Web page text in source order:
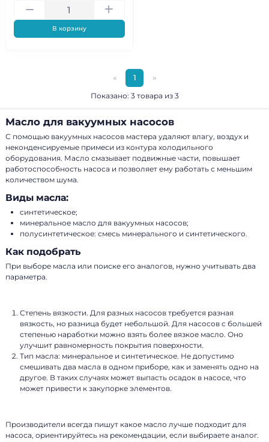
В корзину
« 1
»
Показано: 3 товара из 3
Масло для вакуумных насосов
С помощью вакуумных насосов мастера удаляют влагу, воздух и
неконденсируемые примеси из контура холодильного
оборудования. Масло смазывает подвижные части, повышает
работоспособность насоса и позволяет ему работать с меньшим
количеством шума.
Виды масла:
синтетическое;
минеральное масло для вакуумных насосов;
полусинтетическое: смесь минерального и синтетического.
Как подобрать
При выборе масла или поиске его аналогов, нужно учитывать два
параметра.
Степень вязкости. Для разных насосов требуется разная
вязкость, но разница будет небольшой. Для насосов с большей
степенью наработки можно взять более вязкое масло. Оно
улучшит равномерность покрытия поверхности.
Тип масла: минеральное и синтетическое. Не допустимо
смешивать два масла в одном приборе, как и заменять одно на
другое. В таких случаях может выпасть осадок в насосе, что
может привести к закупорке элементов.
Производители всегда пишут какое масло лучше подходит для
насоса, ориентируйтесь на рекомендации, если выбираете аналог.